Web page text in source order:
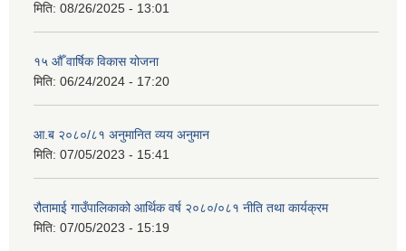
मिति: 08/26/2025 - 13:01
१५ औँ वार्षिक विकास योजना
मिति: 06/24/2024 - 17:20
आ.ब २०८०/८१ अनुमानित व्यय अनुमान
मिति: 07/05/2023 - 15:41
रौतामाई गाउँपालिकाको आर्थिक वर्ष २०८०/०८१ नीति तथा कार्यक्रम
मिति: 07/05/2023 - 15:19